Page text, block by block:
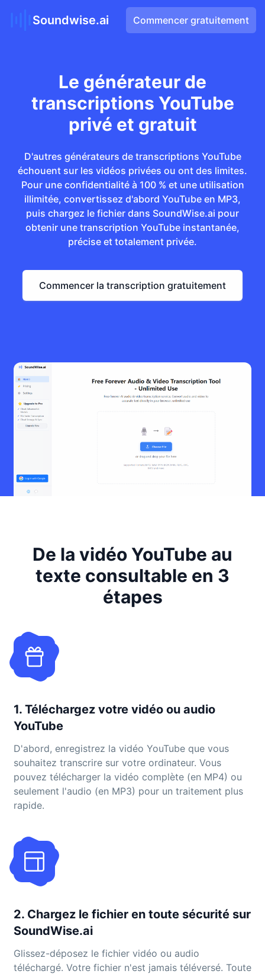
Soundwise.ai Commencer gratuitement
Le générateur de
transcriptions YouTube
privé et gratuit
D'autres générateurs de transcriptions YouTube
échouent sur les vidéos privées ou ont des limites.
Pour une confidentialité à 100 % et une utilisation
illimitée, convertissez d'abord YouTube en MP3,
puis chargez le fichier dans SoundWise.ai pour
obtenir une transcription YouTube instantanée,
précise et totalement privée.
Commencer la transcription gratuitement
De la vidéo YouTube au
texte consultable en 3
étapes
1. Téléchargez votre vidéo ou audio
YouTube
D'abord, enregistrez la vidéo YouTube que vous
souhaitez transcrire sur votre ordinateur. Vous
pouvez télécharger la vidéo complète (en MP4) ou
seulement l'audio (en MP3) pour un traitement plus
rapide.
2. Chargez le fichier en toute sécurité sur
SoundWise.ai
Glissez-déposez le fichier vidéo ou audio
téléchargé. Votre fichier n'est jamais téléversé. Toute